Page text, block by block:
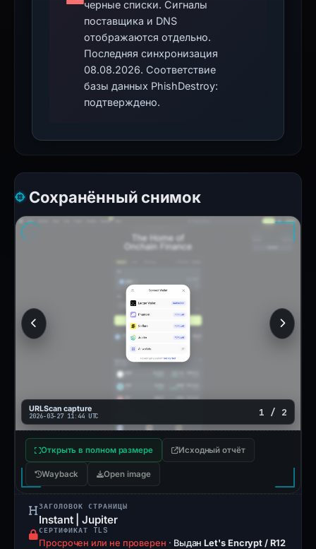
черные списки. Сигналы
поставщика и DNS
отображаются отдельно.
Последняя синхронизация
08.08.2026. Соответствие
базы данных PhishDestroy:
подтверждено.
Сохранённый снимок
URLScan capture
2026-03-27 11:44 UTC 1 / 2
Открыть в полном размере Исходный отчёт
Wayback Open image
ЗАГОЛОВОК СТРАНИЦЫ
Instant | Jupiter
СЕРТИФИКАТ TLS
Просрочен или не проверен · ВыданLet's Encrypt / R12